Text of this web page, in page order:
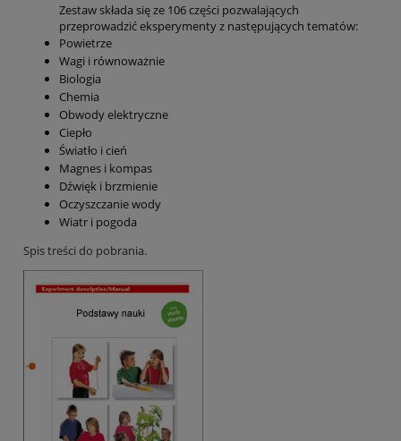
Zestaw składa się ze 106 części pozwalających
przeprowadzić eksperymenty z następujących tematów:
Powietrze
Wagi i równoważnie
Biologia
Chemia
Obwody elektryczne
Ciepło
Światło i cień
Magnes i kompas
Dźwięk i brzmienie
Oczyszczanie wody
Wiatr i pogoda
Spis treści do pobrania.